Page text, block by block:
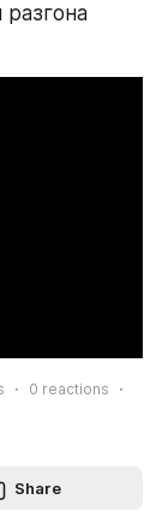
0 reactions
Share